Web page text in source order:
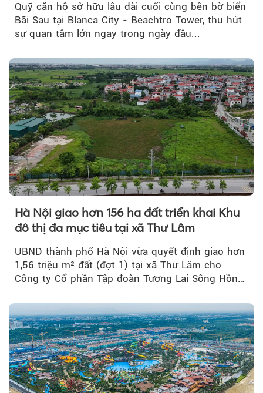
Quỹ căn hộ sở hữu lâu dài cuối cùng bên bờ biển
Bãi Sau tại Blanca City - Beachtro Tower, thu hút
sự quan tâm lớn ngay trong ngày đầu...
Hà Nội giao hơn 156 ha đất triển khai Khu
đô thị đa mục tiêu tại xã Thư Lâm
UBND thành phố Hà Nội vừa quyết định giao hơn
1,56 triệu m² đất (đợt 1) tại xã Thư Lâm cho
Công ty Cổ phần Tập đoàn Tương Lai Sông Hồng